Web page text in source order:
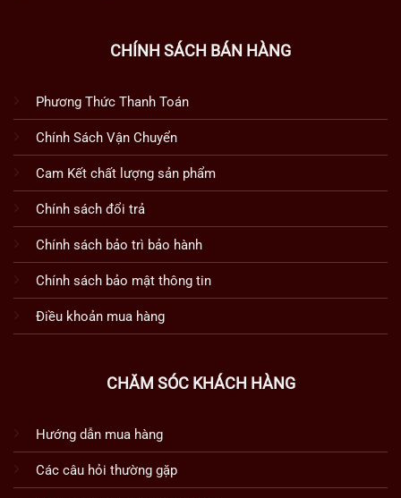
CHÍNH SÁCH BÁN HÀNG
Phương Thức Thanh Toán
Chính Sách Vận Chuyển
Cam Kết chất lượng sản phẩm
Chính sách đổi trả
Chính sách bảo trì bảo hành
Chính sách bảo mật thông tin
Điều khoản mua hàng
CHĂM SÓC KHÁCH HÀNG
Hướng dẫn mua hàng
Các câu hỏi thường gặp